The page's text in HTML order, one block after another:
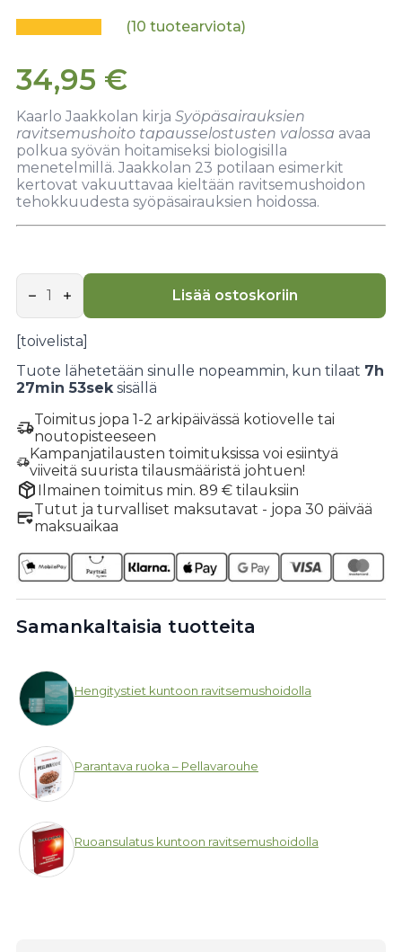
(10 tuotearviota)
34,95 €
Kaarlo Jaakkolan kirja Syöpäsairauksien
ravitsemushoito tapausselostusten valossa avaa
polkua syövän hoitamiseksi biologisilla
menetelmillä. Jaakkolan 23 potilaan esimerkit
kertovat vakuuttavaa kieltään ravitsemushoidon
tehokkuudesta syöpäsairauksien hoidossa.
Syöpäsairauksien
ravitsemushoito
valossa
määrä
Lisää ostoskoriin
[toivelista]
Tuote lähetetään sinulle nopeammin, kun tilaat 7h
27min 52seksisällä
Toimitus jopa 1-2 arkipäivässä kotiovelle tai
noutopisteeseen
Kampanjatilausten toimituksissa voi esiintyä
viiveitä suurista tilausmääristä johtuen!
Ilmainen toimitus min. 89 € tilauksiin
Tutut ja turvalliset maksutavat - jopa 30 päivää
maksuaikaa
Samankaltaisia tuotteita
Hengitystiet kuntoon ravitsemushoidolla
Parantava ruoka – Pellavarouhe
Ruoansulatus kuntoon ravitsemushoidolla